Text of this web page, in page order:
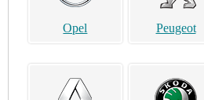
Opel Peugeot